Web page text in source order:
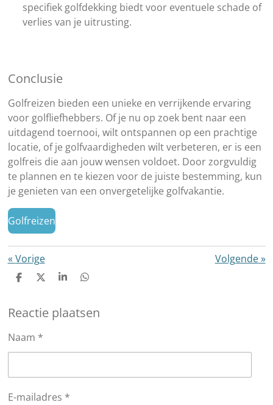
specifiek golfdekking biedt voor eventuele schade of
verlies van je uitrusting.
Conclusie
Golfreizen bieden een unieke en verrijkende ervaring
voor golfliefhebbers. Of je nu op zoek bent naar een
uitdagend toernooi, wilt ontspannen op een prachtige
locatie, of je golfvaardigheden wilt verbeteren, er is een
golfreis die aan jouw wensen voldoet. Door zorgvuldig
te plannen en te kiezen voor de juiste bestemming, kun
je genieten van een onvergetelijke golfvakantie.
Golfreizen
«Vorige Volgende»
D
e
n
D
l
S
r
e
D
e
n
Reactie plaatsen
Naam *
E-mailadres *